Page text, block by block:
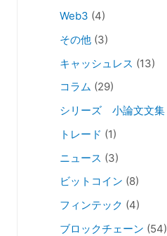
Web3 (4)
その他 (3)
キャッシュレス (13)
コラム (29)
シリーズ 小論文文集
トレード (1)
ニュース (3)
ビットコイン (8)
フィンテック (4)
ブロックチェーン (54)